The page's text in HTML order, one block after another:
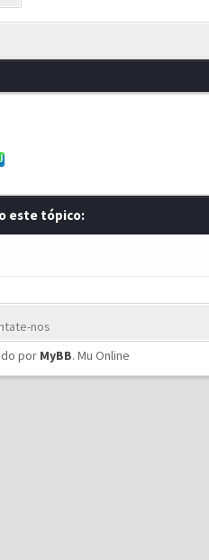
este tópico:
nos
por MyBB. Mu Online